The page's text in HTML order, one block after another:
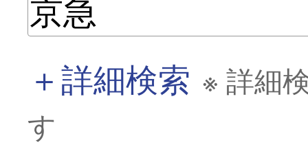
＋詳細検索 ※ 詳細
す